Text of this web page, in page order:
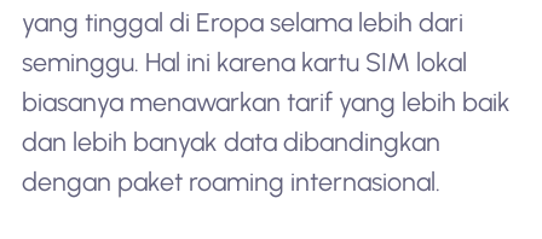
yang tinggal di Eropa selama lebih dari
seminggu. Hal ini karena kartu SIM lokal
biasanya menawarkan tarif yang lebih baik
dan lebih banyak data dibandingkan
dengan paket roaming internasional.